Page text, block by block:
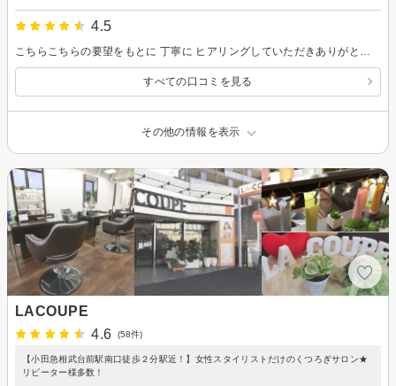
4.5
すべての口コミを見る
その他の情報を表示
LACOUPE
4.6
(58件)
【小田急相武台前駅南口徒歩２分駅近！】女性スタイリストだけのくつろぎサロン★
リピーター様多数！